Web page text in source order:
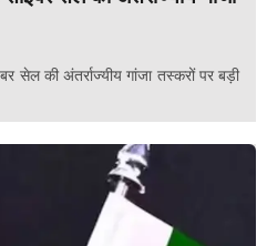
सेल की अंतर्राज्यीय गांजा तस्करों पर बड़ी